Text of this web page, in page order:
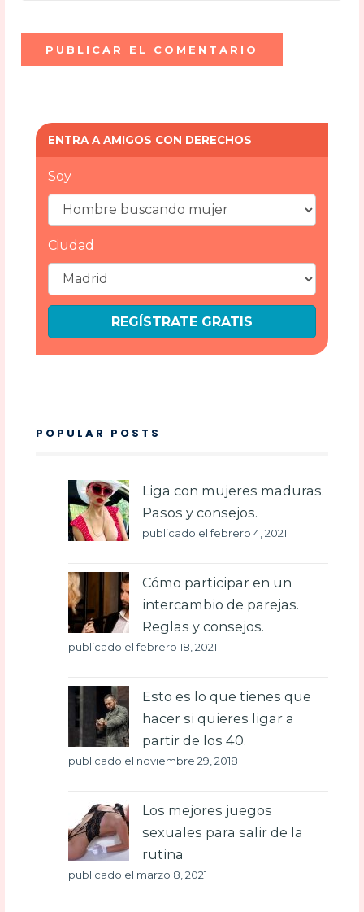
ENTRA A AMIGOS CON DERECHOS
Soy
Ciudad
REGÍSTRATE GRATIS
POPULAR POSTS
Liga con mujeres maduras.
Pasos y consejos.
publicado el febrero 4, 2021
Cómo participar en un
intercambio de parejas.
Reglas y consejos.
publicado el febrero 18, 2021
Esto es lo que tienes que
hacer si quieres ligar a
partir de los 40.
publicado el noviembre 29, 2018
Los mejores juegos
sexuales para salir de la
rutina
publicado el marzo 8, 2021